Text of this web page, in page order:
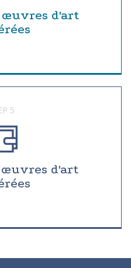
œuvres d'art
5
œuvres d'art